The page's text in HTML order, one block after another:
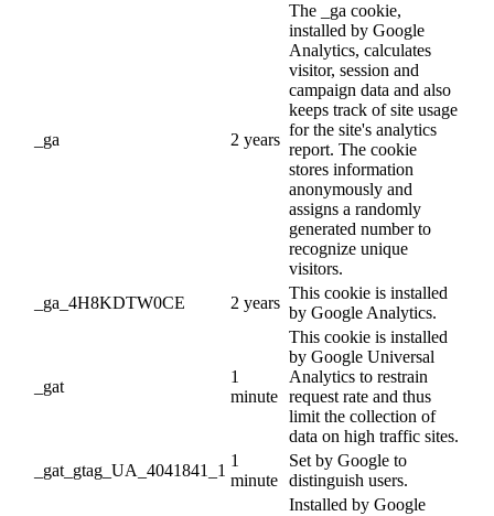
_ga 2 years
The _ga cookie,
installed by Google
Analytics, calculates
visitor, session and
campaign data and also
keeps track of site usage
for the site's analytics
report. The cookie
stores information
anonymously and
assigns a randomly
generated number to
recognize unique
visitors.
_ga_4H8KDTW0CE
2 years
This cookie is installed
by Google Analytics.
_gat
1
minute
This cookie is installed
by Google Universal
Analytics to restrain
request rate and thus
limit the collection of
data on high traffic sites.
_gat_gtag_UA_4041841_1
1
minute
Set by Google to
distinguish users.
Installed by Google